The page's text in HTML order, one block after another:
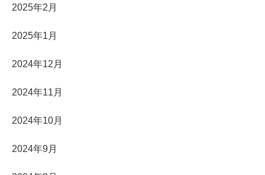
2025年2月
2025年1月
2024年12月
2024年11月
2024年10月
2024年9月